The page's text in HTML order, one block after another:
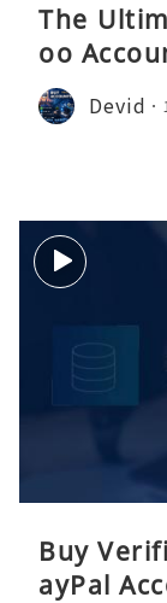
The
oo
Devid
Buy
ayPal